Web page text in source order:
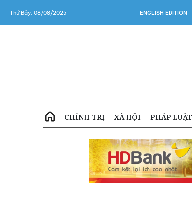
Thứ Bảy, 08/08/2026 ENGLISH EDITION
CHÍNH TRỊ XÃ HỘI PHÁP LUẬT